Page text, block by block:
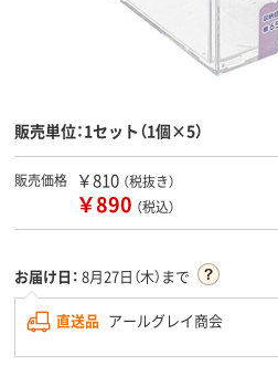
販売単位：1セット（1個×5）
販売価格 ￥810 （税抜き）
￥890 （税込）
お届け日： 8月27日（木）まで
直送品 アールグレイ商会